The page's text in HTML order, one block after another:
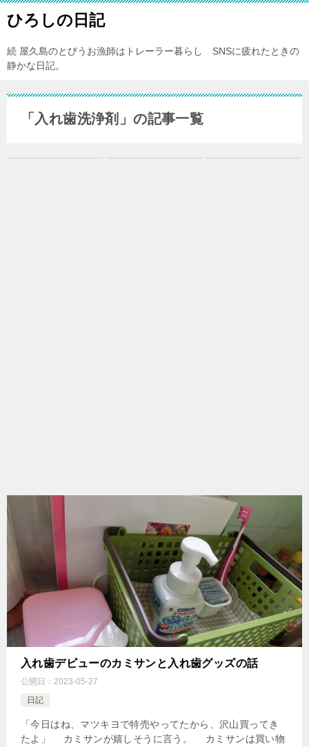
ひろしの日記
続 屋久島のとびうお漁師はトレーラー暮らし SNSに疲れたときの
静かな日記。
「入れ歯洗浄剤」の記事一覧
入れ歯デビューのカミサンと入れ歯グッズの話
公開日： 2023-05-27
日記
「今日はね、マツキヨで特売やってたから、沢山買ってき
たよ」 カミサンが嬉しそうに言う。 カミサンは買い物